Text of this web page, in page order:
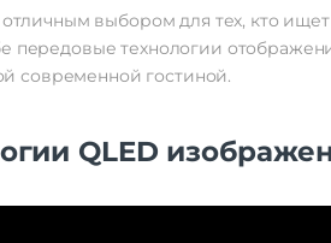
отличным выбором для тех, кто
передовые технологии
современной гостиной.
QLED